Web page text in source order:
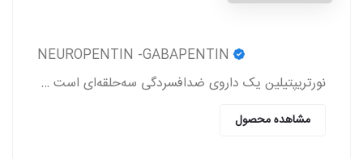
نورتریپتیلین یک داروی ضدافسردگی سه‌حلقه‌ای است که برای درمان افسردگی، دردهای عصبی (نوروپاتی)، پیشگیری از میگرن و برخی اختلالات روانی دیگر تجویز می‌شود
مشاهده محصول